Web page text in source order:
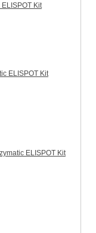
Kit
ELISPOT Kit
ELISPOT Kit